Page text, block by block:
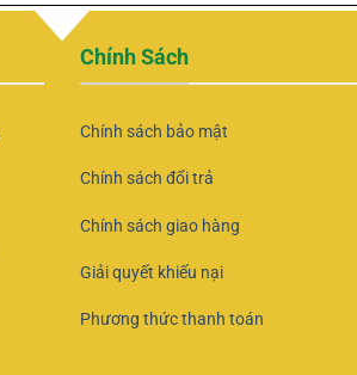
Chính Sách
Chính sách bảo mật
Chính sách đổi trả
Chính sách giao hàng
Giải quyết khiếu nại
Phương thức thanh toán